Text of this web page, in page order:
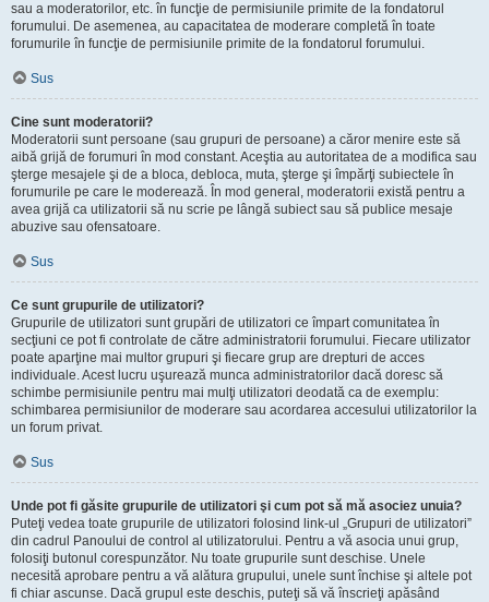
sau a moderatorilor, etc. în funcţie de permisiunile primite de la fondatorul
forumului. De asemenea, au capacitatea de moderare completă în toate
forumurile în funcţie de permisiunile primite de la fondatorul forumului.
Sus
Cine sunt moderatorii?
Moderatorii sunt persoane (sau grupuri de persoane) a căror menire este să
aibă grijă de forumuri în mod constant. Aceştia au autoritatea de a modifica sau
şterge mesajele şi de a bloca, debloca, muta, şterge şi împărţi subiectele în
forumurile pe care le moderează. În mod general, moderatorii există pentru a
avea grijă ca utilizatorii să nu scrie pe lângă subiect sau să publice mesaje
abuzive sau ofensatoare.
Sus
Ce sunt grupurile de utilizatori?
Grupurile de utilizatori sunt grupări de utilizatori ce împart comunitatea în
secţiuni ce pot fi controlate de către administratorii forumului. Fiecare utilizator
poate aparţine mai multor grupuri şi fiecare grup are drepturi de acces
individuale. Acest lucru uşurează munca administratorilor dacă doresc să
schimbe permisiunile pentru mai mulţi utilizatori deodată ca de exemplu:
schimbarea permisiunilor de moderare sau acordarea accesului utilizatorilor la
un forum privat.
Sus
Unde pot fi găsite grupurile de utilizatori şi cum pot să mă asociez unuia?
Puteţi vedea toate grupurile de utilizatori folosind link-ul „Grupuri de utilizatori”
din cadrul Panoului de control al utilizatorului. Pentru a vă asocia unui grup,
folosiţi butonul corespunzător. Nu toate grupurile sunt deschise. Unele
necesită aprobare pentru a vă alătura grupului, unele sunt închise şi altele pot
fi chiar ascunse. Dacă grupul este deschis, puteţi să vă înscrieţi apăsând